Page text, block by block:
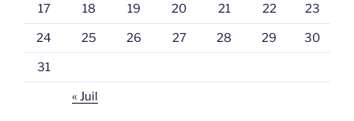
17 18 19 20 21 22 23
24 25 26 27 28 29 30
31
« Juil